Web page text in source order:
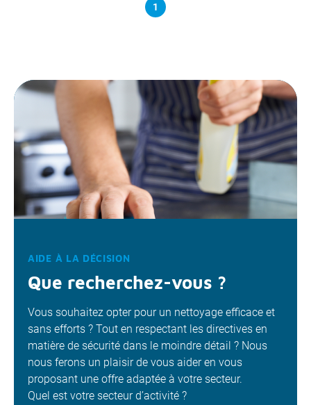
1
AIDE À LA DÉCISION
Que recherchez-vous ?
Vous souhaitez opter pour un nettoyage efficace et
sans efforts ? Tout en respectant les directives en
matière de sécurité dans le moindre détail ? Nous
nous ferons un plaisir de vous aider en vous
proposant une offre adaptée à votre secteur.
Quel est votre secteur d’activité ?